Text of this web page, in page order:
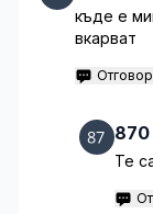
къде е
вкарват
870
Те